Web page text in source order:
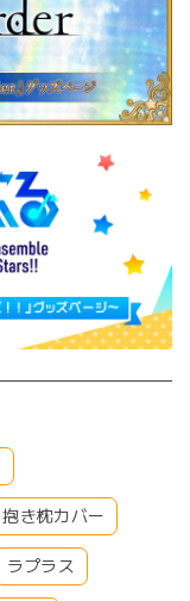
抱き枕カバー
ラプラス